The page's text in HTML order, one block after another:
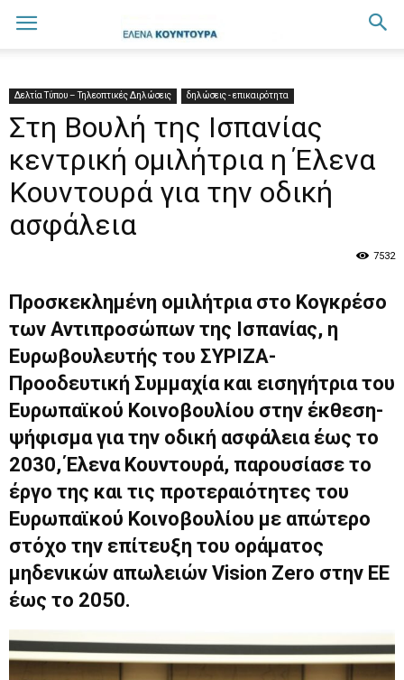
Δελτία Τύπου – Τηλεοπτικές Δηλώσεις δηλώσεις - επικαιρότητα
Στη Βουλή της Ισπανίας
κεντρική ομιλήτρια η Έλενα
Κουντουρά για την οδική
ασφάλεια
7532
Προσκεκλημένη ομιλήτρια στο Κογκρέσο
των Αντιπροσώπων της Ισπανίας, η
Ευρωβουλευτής του ΣΥΡΙΖΑ-
Προοδευτική Συμμαχία και εισηγήτρια του
Ευρωπαϊκού Κοινοβουλίου στην έκθεση-
ψήφισμα για την οδική ασφάλεια έως το
2030, Έλενα Κουντουρά, παρουσίασε το
έργο της και τις προτεραιότητες του
Ευρωπαϊκού Κοινοβουλίου με απώτερο
στόχο την επίτευξη του οράματος
μηδενικών απωλειών Vision Zero στην ΕΕ
έως το 2050.